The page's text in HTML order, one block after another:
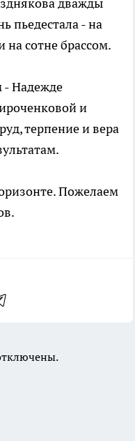
пьедестала - на
на сотне брассом.
- Надежде
и
терпение и вера
Пожелаем